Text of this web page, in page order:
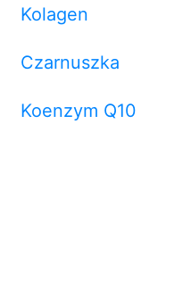
Kolagen
Czarnuszka
Koenzym Q10